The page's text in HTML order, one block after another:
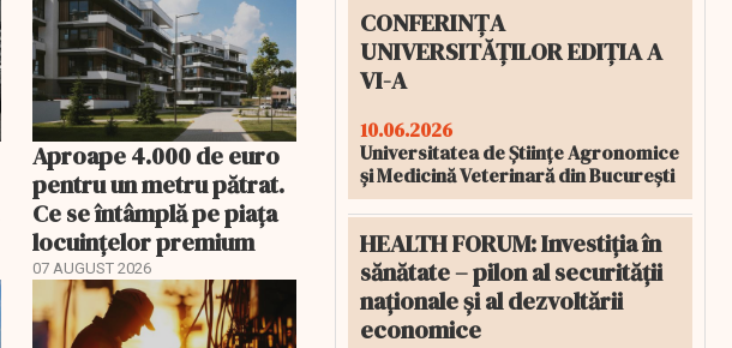
Aproape 4.000 de euro
pentru un metru pătrat.
Ce se întâmplă pe piața
locuințelor premium
07 AUGUST 2026
CONFERINȚA
UNIVERSITĂȚILOR EDIȚIA A
VI-A
10.06.2026
Universitatea de Științe Agronomice
și Medicină Veterinară din București
HEALTH FORUM: Investiția în
sănătate – pilon al securității
naționale și al dezvoltării
economice